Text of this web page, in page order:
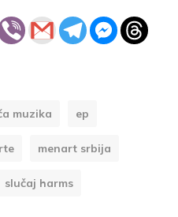
muzika ep
menart srbija
slučaj harms